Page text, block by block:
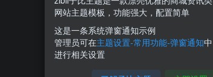
网站主题模板，功能强大，配置简单
这是一条系统弹窗通知示例
管理员可在主题设置-常用功能-弹窗通知中
进行相关设置